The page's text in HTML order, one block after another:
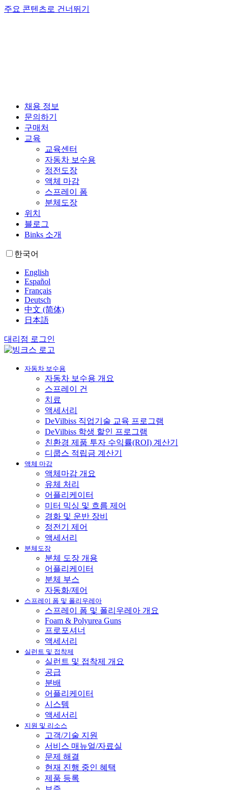
주요 콘텐츠로 건너뛰기
채용 정보
문의하기
구매처
교육
교육센터
자동차 보수용
정전도장
액체 마감
스프레이 폼
분체도장
위치
블로그
Binks 소개
한국어
English
Español
Français
Deutsch
中文 (简体)
日本語
대리점 로그인
자동차 보수용
자동차 보수용 개요
스프레이 건
치료
액세서리
DeVilbiss 직업기술 교육 프로그램
DeVilbiss 학생 할인 프로그램
친환경 제품 투자 수익률(ROI) 계산기
디쿱스 적립금 계산기
액체 마감
액체마감 개요
유체 처리
어플리케이터
미터 믹싱 및 흐름 제어
경화 및 운반 장비
정전기 제어
액세서리
분체도장
분체 도장 개용
어플리케이터
분체 부스
자동화/제어
스프레이 폼 및 폴리우레아
스프레이 폼 및 폴리우레아 개요
Foam & Polyurea Guns
프로포셔너
액세서리
실런트 및 접착제
실런트 및 접착제 개요
공급
분배
어플리케이터
시스템
액세서리
지원 및 리소스
고객/기술 지원
서비스 매뉴얼/자료실
문제 해결
현재 진행 중인 혜택
제품 등록